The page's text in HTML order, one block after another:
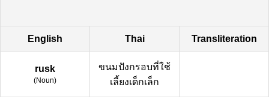
English Thai Transliteration
rusk
(Noun)
ขนมปังกรอบที่ใช้
เลี้ยงเด็กเล็ก